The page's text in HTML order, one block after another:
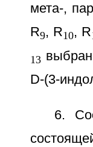
мета-,
R9, R10, R
13
D-(3-
6.